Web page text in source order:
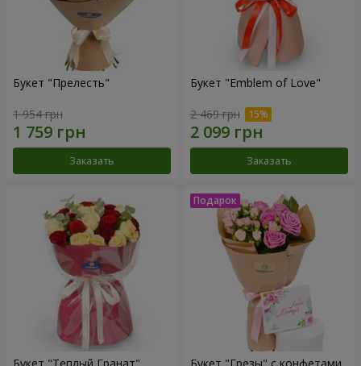
Букет "Прелесть"
1 954 грн
Заказать
Букет "Emblem of Love"
2 469 грн
Заказать
Букет "Теплый Гранат" Букет "Грезы" с конфетами